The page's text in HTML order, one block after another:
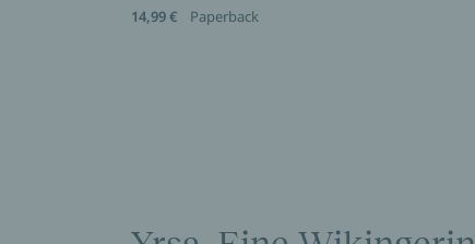
14,99 €
Paperback